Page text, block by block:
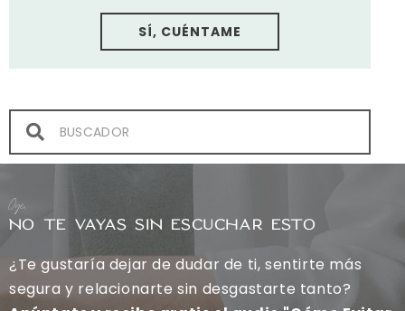
SÍ, CUÉNTAME
Oye,
NO TE VAYAS SIN ESCUCHAR ESTO
¿Te gustaría dejar de dudar de ti, sentirte más
segura y relacionarte sin desgastarte tanto?